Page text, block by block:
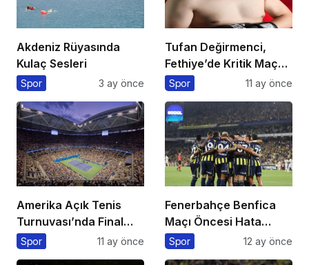
Akdeniz Rüyasında
Kulaç Sesleri
Spor 3 ay önce
Tufan Değirmenci,
Fethiye’de Kritik Maça
Çıkıyor
Spor 11 ay önce
Amerika Açık Tenis
Turnuvası’nda Final
Heyecanı Eurosport’ta!
Spor 11 ay önce
Fenerbahçe Benfica
Maçı Öncesi Hata
Yapmadı
Spor 12 ay önce